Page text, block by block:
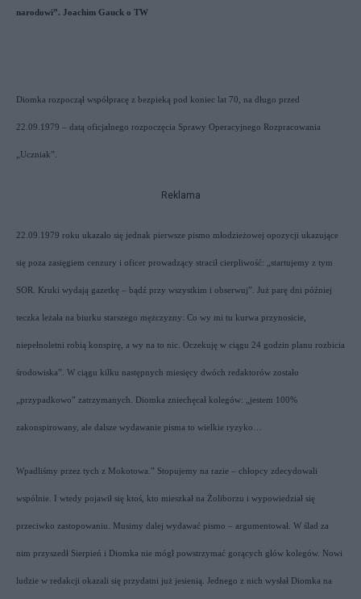
narodowi”. Joachim Gauck o TW
Diomka rozpoczął współpracę z bezpieką pod koniec lat 70, na długo przed
22.09.1979 – datą oficjalnego rozpoczęcia Sprawy Operacyjnego Rozpracowania
„Uczniak”.
Reklama
22.09.1979 roku ukazało się jednak pierwsze pismo młodzieżowej opozycji ukazujące
się poza zasięgiem cenzury i oficer prowadzący stracił cierpliwość: „startujemy z tym
SOR. Kruki wydają gazetkę – bądź przy wszystkim i obserwuj”. Już parę dni później
teczka leżała na biurku starszego mężczyzny: Co wy mi tu kurwa przynosicie,
niepełnoletni robią konspirę, a wy na to nic. Oczekuję w ciągu 24 godzin planu rozbicia
środowiska”. W ciągu kilku następnych miesięcy dwóch redaktorów zostało
„przypadkowo” zatrzymanych. Diomka zniechęcał kolegów: „jestem 100%
zakonspirowany, ale dalsze wydawanie pisma to wielkie ryzyko…
Wpadliśmy przez tych z Mokotowa.” Stopujemy na razie – chłopcy zdecydowali
wspólnie. I wtedy pojawił się ktoś, kto mieszkał na Żoliborzu i wypowiedział się
przeciwko zastopowaniu. Musimy dalej wydawać pismo – argumentował. W ślad za
nim przyszedł Sierpień i Diomka nie mógł powstrzymać gorących głów kolegów. Nowi
ludzie w redakcji okazali się przydatni już jesienią. Jednego z nich wysłał Diomka na